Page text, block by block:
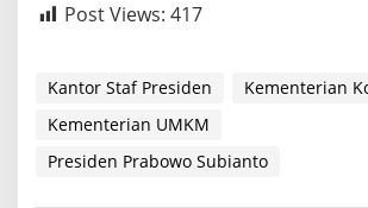
Post Views: 417
Kantor Staf Presiden
Kementerian
Kementerian UMKM
Presiden Prabowo Subianto